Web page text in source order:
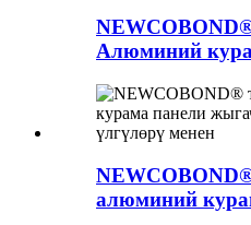
Алюминий
алюминий